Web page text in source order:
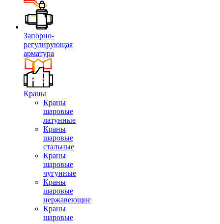
Запорно-
регулирующая
арматура
Краны
Краны
шаровые
латунные
Краны
шаровые
стальные
Краны
шаровые
чугунные
Краны
шаровые
нержавеющие
Краны
шаровые